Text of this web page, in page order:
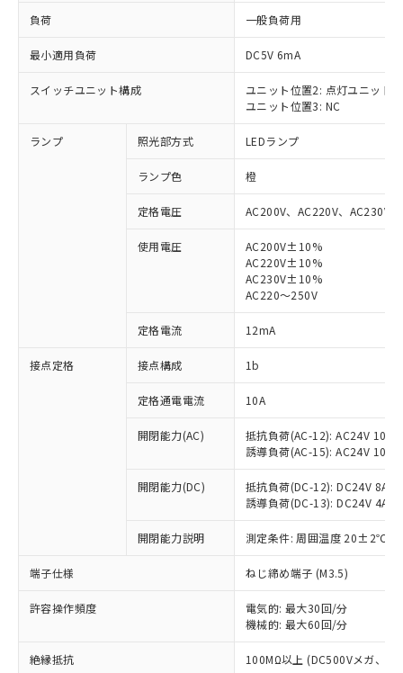
負荷 一般負荷用
最小適用負荷 DC5V 6mA
スイッチユニット構成
ユニット位置2: 点灯ユニット
ユニット位置3: NC
ランプ 照光部方式 LEDランプ
ランプ色 橙
定格電圧 AC200V、AC220V、AC230V
使用電圧
AC200V±10%
AC220V±10%
AC230V±10%
AC220～250V
定格電流 12mA
接点定格 接点構成 1b
定格通電電流 10A
開閉能力(AC)
抵抗負荷(AC-12): AC24V 10A/
誘導負荷(AC-15): AC24V
開閉能力(DC)
抵抗負荷(DC-12): DC24V 8A/
誘導負荷(DC-13): DC24V 4A/
開閉能力説明 測定条件: 周囲温度 20±2℃、
端子仕様 ねじ締め端子 (M3.5)
許容操作頻度
電気的: 最大30回/分
機械的: 最大60回/分
絶縁抵抗 100MΩ以上 (DC500Vメガ、点
ご利用条件
以下の条件をお読みいただき、同意のうえ
ご利用ください。
商品の当社在庫状況および標準価格
(税抜)を提供させていただくもので
当社制御機器事業取扱商品の中には、
本サービスの対象外となる商品もある
ことをご了承ください。
在庫状況および標準価格照会結果は、
記載している更新日時点での社内デー
タに基づき作成されるものであり、閲
覧された時点での実際の在庫および標
対応済み：EU RoHS指令（10物質）の
非含有に対応した製品が提供可能な商品で
対応予定：EU RoHS指令（10物質）の非含
有に対応した製品に切り替える予定のある
対応予定なし：EU RoHS指令（10物質）の
非含有に非対応の商品で、対応品を出す予
調査・確認中：EU RoHS指令（10物質）の
非含有の対応状況を調査中または確認中の
非該当品：ライセンス料など無形物で、有
害物質有無と関係のない商品です。
仕入先様の事情により、非含有部品として
いたものが、含有品と判明した場合などや
むを得ず変更することがあります。
ミウム(Cd) 100ppm以下、
※1 中国RoHS○×表
「○」：最大均質材料含有率が中国RoHSの
基準値以下であることを示します。
「×」：最大均質材料含有率が中国RoHSの
基準値を超えていることを示します。
「－」：未確認です。当社販売部門へお問
い合わせください。
*中国RoHS10物質の基準値 (GB/T26572)：
Pb(鉛) :1000ppm、 Hg(水銀) : 1000ppm、 Cd(カドミウ
当社は、これら貴社製品のうち、外国
為替および外国貿易法に定める商品
（以下｢規制貨物等」という）を輸出
または国外への提供する場合は、日本
国政府の輸出許可(または役務取引許